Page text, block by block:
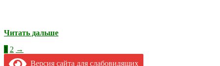
Читать дальше
Пагинация
1 2 →
Версия сайта для слабовидящих